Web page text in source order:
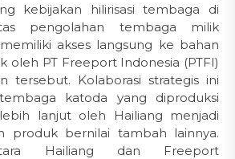
kebijakan hilirisasi tembaga di
pengolahan tembaga milik
akses langsung ke bahan
oleh PT Freeport Indonesia (PTFI)
tersebut. Kolaborasi strategis ini
katoda yang diproduksi
lanjut oleh Hailiang menjadi
produk bernilai tambah lainnya.
Hailiang dan Freeport